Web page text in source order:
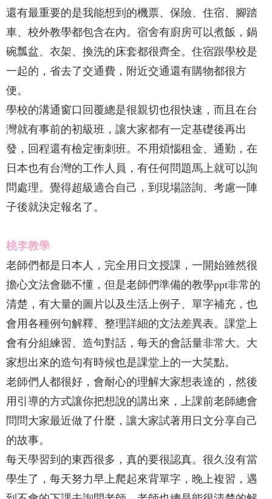
還有最重要的是我能想到的機票、保險、住宿、腳踏
車、校外教學都包含在內。宿舍有廚房可以煮飯，鍋
碗瓢盆、衣架、換洗的床套都很齊全。住宿跟學校是
一起的，省去了交通費，附近交通還有購物都很方
便。
學校的溝通窗口回覆總是很親切也很快速，而且在台
灣就有事前的初級班，讓大家都有一定基礎後再出
發，回程還有檢定衝刺班。不用煩惱租金、通勤，在
日本也有台灣的工作人員，有任何問題馬上就可以詢
問處理。覺得超級適合自己，到現場諮詢、考慮一陣
子後就決定報名了。
桃李教學
老師們都是日本人，完全用日文授課，一開始雖然很
擔心文法會聽不懂，但是老師們準備的教學ppt非常的
清楚，有大量的圖片以及生活上例子、單字補充，也
會用各種例句解釋、整理詳細的文法差異表。課堂上
會有分組練習、造句對話，每天的會話量非常大。大
家想出來的造句有時候也是課堂上的一大笑點。
老師們人都很好，會耐心的理解大家想表達的，然後
用引導的方式讓你把想說的講出來，上課前老師總會
問問大家最近做了什麼，讓大家試著用日文分享自己
的故事。
每天學習到的東西很多，真的要很認真。很久沒有當
學生了，每天努力早上爬起來背單字，晚上複習，遇